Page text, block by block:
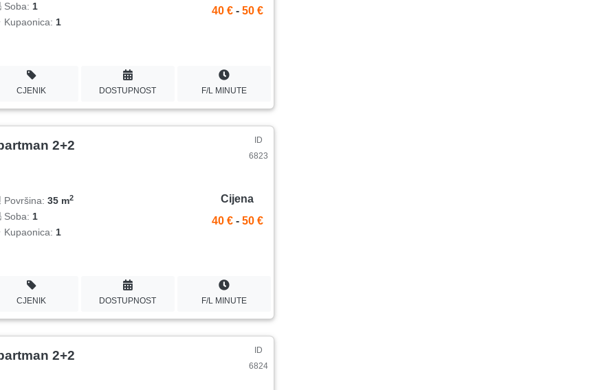
Soba:1
Kupaonica:1
40 € - 50 €
CJENIK DOSTUPNOST F/L MINUTE
2+2
ID
6823
Površina:35 m2
Soba:1
Kupaonica:1
Cijena
40 € - 50 €
CJENIK DOSTUPNOST F/L MINUTE
2+2
ID
6824